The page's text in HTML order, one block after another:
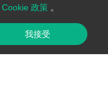
Cookie 政策 。
我接受